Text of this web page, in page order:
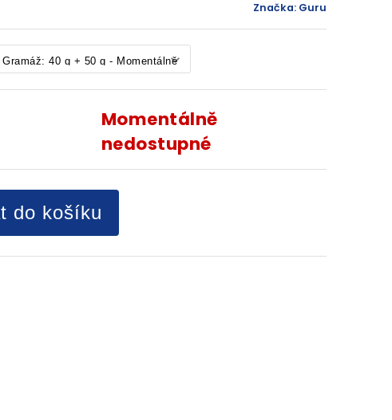
Značka: Guru
Momentálně
nedostupné
do košíku